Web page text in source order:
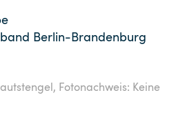
Berlin-Brandenburg
Fotonachweis: Keine